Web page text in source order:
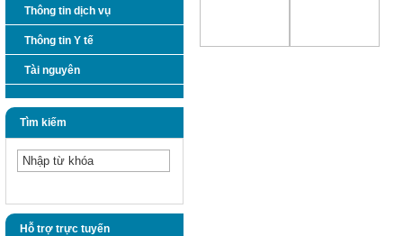
Thông tin dịch vụ
Thông tin Y tế
Tài nguyên
Tìm kiếm
Hỗ trợ trực tuyến